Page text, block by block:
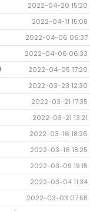
2022-04-20 15:20
2022-04-11 15:08
2022-04-06 06:37
2022-04-06 06:33
2022-04-05 17:20
2022-03-23 12:30
2022-03-21 17:35
2022-03-21 13:21
2022-03-16 18:26
2022-03-16 18:25
2022-03-09 19:15
2022-03-04 11:34
2022-03-03 07:58